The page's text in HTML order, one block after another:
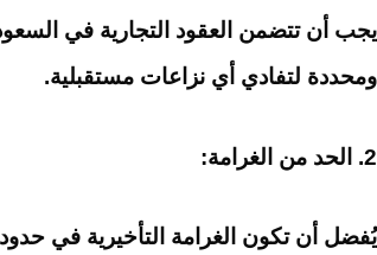
يجب أن تتضمن العقود التجارية في
ومحددة لتفادي أي نزاعات مستقبلية.
2. الحد من الغرامة:
يُفضل أن تكون الغرامة التأخيرية في